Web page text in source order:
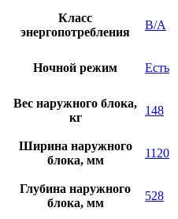
Класс
энергопотребления
B/A
Ночной режим Есть
Вес наружного блока,
кг
148
Ширина наружного
блока, мм
1120
Глубина наружного
блока, мм
528